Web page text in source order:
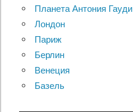
Планета Антония Гауди
Лондон
Париж
Берлин
Венеция
Базель